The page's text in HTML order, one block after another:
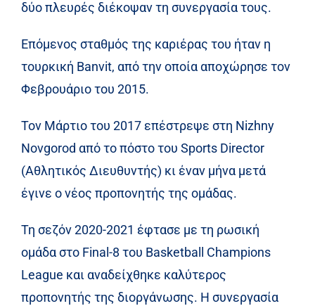
δύο πλευρές διέκοψαν τη συνεργασία τους.
Επόμενος σταθμός της καριέρας του ήταν η
τουρκική Banvit, από την οποία αποχώρησε τον
Φεβρουάριο του 2015.
Τον Μάρτιο του 2017 επέστρεψε στη Nizhny
Novgorod από το πόστο του Sports Director
(Αθλητικός Διευθυντής) κι έναν μήνα μετά
έγινε ο νέος προπονητής της ομάδας.
Τη σεζόν 2020-2021 έφτασε με τη ρωσική
ομάδα στο Final-8 του Basketball Champions
League και αναδείχθηκε καλύτερος
προπονητής της διοργάνωσης. Η συνεργασία